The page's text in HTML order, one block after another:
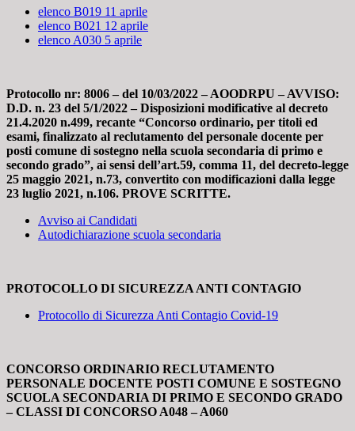
elenco B019 11 aprile
elenco B021 12 aprile
elenco A030 5 aprile
Protocollo nr: 8006 – del 10/03/2022 – AOODRPU – AVVISO:
D.D. n. 23 del 5/1/2022 – Disposizioni modificative al decreto
21.4.2020 n.499, recante “Concorso ordinario, per titoli ed
esami, finalizzato al reclutamento del personale docente per
posti comune di sostegno nella scuola secondaria di primo e
secondo grado”, ai sensi dell’art.59, comma 11, del decreto-legge
25 maggio 2021, n.73, convertito con modificazioni dalla legge
23 luglio 2021, n.106. PROVE SCRITTE.
Avviso ai Candidati
Autodichiarazione scuola secondaria
PROTOCOLLO DI SICUREZZA ANTI CONTAGIO
Protocollo di Sicurezza Anti Contagio Covid-19
CONCORSO ORDINARIO RECLUTAMENTO
PERSONALE DOCENTE POSTI COMUNE E SOSTEGNO
SCUOLA SECONDARIA DI PRIMO E SECONDO GRADO
– CLASSI DI CONCORSO A048 – A060